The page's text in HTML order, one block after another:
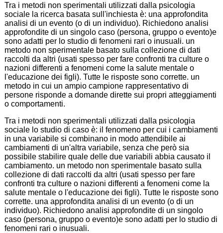
Tra i metodi non sperimentali utilizzati dalla psicologia
sociale la ricerca basata sull'inchiesta è: una approfondita
analisi di un evento (o di un individuo). Richiedono analisi
approfondite di un singolo caso (persona, gruppo o evento)e
sono adatti per lo studio di fenomeni rari o inusuali. un
metodo non sperimentale basato sulla collezione di dati
raccolti da altri (usati spesso per fare confronti tra culture o
nazioni differenti a fenomeni come la salute mentale o
l'educazione dei figli). Tutte le risposte sono corrette. un
metodo in cui un ampio campione rappresentativo di
persone risponde a domande dirette sui propri atteggiamenti
o comportamenti.
Tra i metodi non sperimentali utilizzati dalla psicologia
sociale lo studio di caso è: il fenomeno per cui i cambiamenti
in una variabile si combinano in modo attendibile ai
cambiamenti di un'altra variabile, senza che però sia
possibile stabilire quale delle due variabili abbia causato il
cambiamento. un metodo non sperimentale basato sulla
collezione di dati raccolti da altri (usati spesso per fare
confronti tra culture o nazioni differenti a fenomeni come la
salute mentale o l'educazione dei figli). Tutte le risposte sono
corrette. una approfondita analisi di un evento (o di un
individuo). Richiedono analisi approfondite di un singolo
caso (persona, gruppo o evento)e sono adatti per lo studio di
fenomeni rari o inusuali.